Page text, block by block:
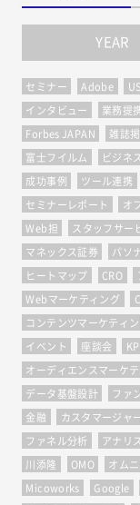
YEAR
セミナー Adobe
インタビュー 業務提
Forbes JAPAN 雑誌
富士フイルム ビジネ
成功事例 ツール連携
セミナーレポート オ
Web担 スタッフサー
マネックス証券 パソ
ヒートマップ CRO
Webマーケティング
コンテンツマーケティン
イベント 座談会 KPI
オーディエンスマーケテ
データ基盤設計 ファ
金融 カスタマージャ
ファネル分析 アナリ
川添隆 OMO オム
Micoworks Google